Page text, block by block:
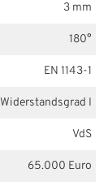
3 mm
180°
EN 1143-1
Widerstandsgrad I
VdS
65.000 Euro